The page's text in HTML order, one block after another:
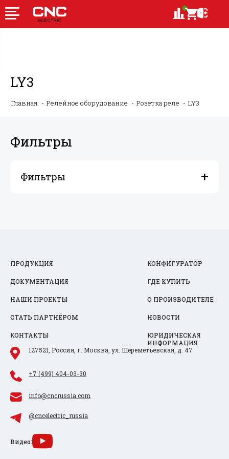
LY3
Главная Релейное оборудование Розетка реле LY3
Фильтры
Фильтры
ПРОДУКЦИЯ КОНФИГУРАТОР
ДОКУМЕНТАЦИЯ ГДЕ КУПИТЬ
НАШИ ПРОЕКТЫ О ПРОИЗВОДИТЕЛЕ
СТАТЬ ПАРТНЁРОМ НОВОСТИ
КОНТАКТЫ
ЮРИДИЧЕСКАЯ
ИНФОРМАЦИЯ
127521, Россия, г. Москва, ул. Шереметьевская, д. 47
+7 (499) 404-03-30
info@cncrussia.com
@cncelectric_russia
Видео: